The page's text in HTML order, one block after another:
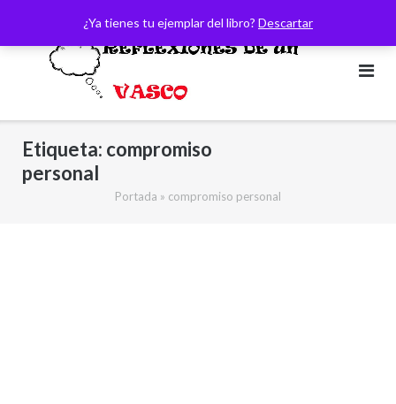
¿Ya tienes tu ejemplar del libro? Descartar
contenido
Etiqueta: compromiso
personal
Portada » compromiso personal